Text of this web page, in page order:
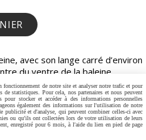
avec son lange carré d’environ
du ventre de la baleine,
dans le prix!!! Tissus bio
COOKIES MON COMPTE
de notre site et analyser notre trafic et pour
statistiques. Pour cela, nos partenaires et nous peuvent
stocker et accéder à des informations personnelles
également des informations sur l'utilisation de notre
publicité et d'analyse, qui peuvent combiner celles-ci avec
ou qu'ils ont collectées lors de votre utilisation de leurs
enregistré pour 6 mois, à l'aide du lien en pied de page